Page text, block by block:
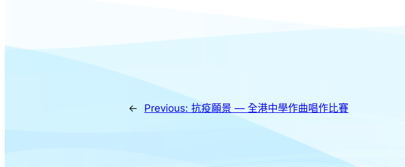
← Previous: 抗疫願景 — 全港中學作曲唱作比賽